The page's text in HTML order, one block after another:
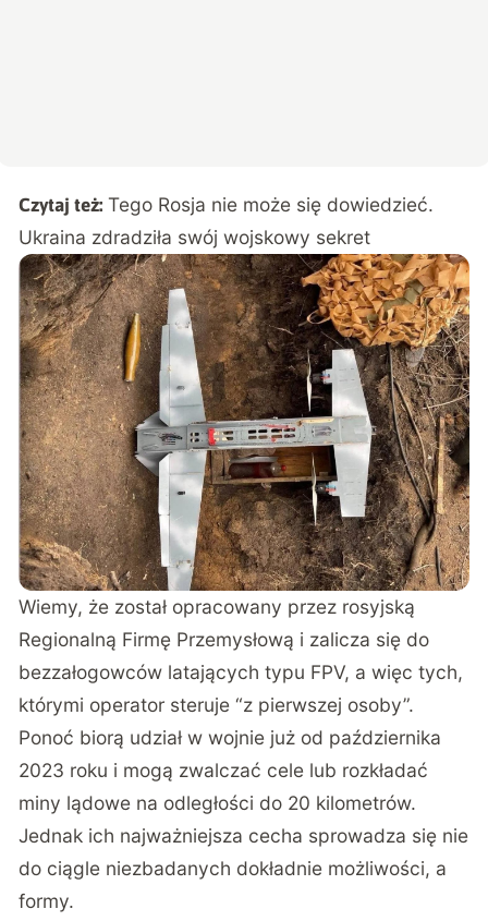
Czytaj też: Tego Rosja nie może się dowiedzieć.
Ukraina zdradziła swój wojskowy sekret
Wiemy, że został opracowany przez rosyjską
Regionalną Firmę Przemysłową i zalicza się do
bezzałogowców latających typu FPV, a więc tych,
którymi operator steruje “z pierwszej osoby”.
Ponoć biorą udział w wojnie już od października
2023 roku i mogą zwalczać cele lub rozkładać
miny lądowe na odległości do 20 kilometrów.
Jednak ich najważniejsza cecha sprowadza się nie
do ciągle niezbadanych dokładnie możliwości, a
formy.